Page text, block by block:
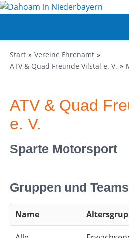
Start
Vereine Ehrenamt
ATV & Quad Freunde Vilstal e. V.
ATV & Quad
e. V.
Sparte Motorsport
Gruppen und Teams
Name